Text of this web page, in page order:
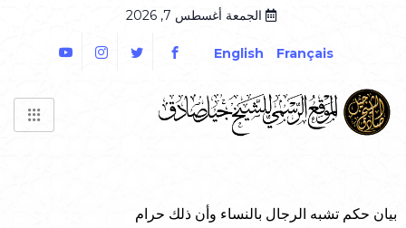
الجمعة أغسطس 7, 2026
Français
English
بيان حكم تشبه الرجال بالنساء وأن ذلك حرام